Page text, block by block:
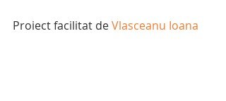
Proiect facilitat de Vlasceanu Ioana